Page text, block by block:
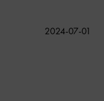
2024-07-01